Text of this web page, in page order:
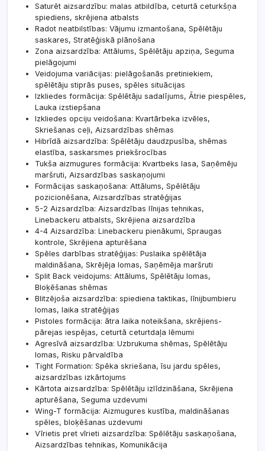
Saturēt aizsardzību: malas atbildība, ceturtā ceturkšņa
spiediens, skrējiena atbalsts
Radot neatbilstības: Vājumu izmantošana, Spēlētāju
saskares, Stratēģiskā plānošana
Zona aizsardzība: Attālums, Spēlētāju apziņa, Seguma
pielāgojumi
Veidojuma variācijas: pielāgošanās pretiniekiem,
spēlētāju stiprās puses, spēles situācijas
Izkliedes formācija: Spēlētāju sadalījums, Ātrie piespēles,
Lauka izstiepšana
Izkliedes opciju veidošana: Kvartārbeka izvēles,
Skriešanas ceļi, Aizsardzības shēmas
Hibrīdā aizsardzība: Spēlētāju daudzpusība, shēmas
elastība, saskarsmes priekšrocības
Tukša aizmugures formācija: Kvartbeks lasa, Saņēmēju
maršruti, Aizsardzības saskaņojumi
Formācijas saskaņošana: Attālums, Spēlētāju
pozicionēšana, Aizsardzības stratēģijas
5-2 Aizsardzība: Aizsardzības līnijas tehnikas,
Linebackeru atbalsts, Skrējiena aizsardzība
4-4 Aizsardzība: Linebackeru pienākumi, Spraugas
kontrole, Skrējiena apturēšana
Spēles darbības stratēģijas: Puslaika spēlētāja
maldināšana, Skrējēja lomas, Saņēmēja maršruti
Split Back veidojums: Attālums, Spēlētāju lomas,
Bloķēšanas shēmas
Blitzējoša aizsardzība: spiediena taktikas, līnijbumbieru
lomas, laika stratēģijas
Pistoles formācija: ātra laika noteikšana, skrējiens-
pārejas iespējas, ceturtā ceturtdaļa lēmumi
Agresīvā aizsardzība: Uzbrukuma shēmas, Spēlētāju
lomas, Risku pārvaldība
Tight Formation: Spēka skriešana, īsu jardu spēles,
aizsardzības izkārtojums
Kārtota aizsardzība: Spēlētāju izlīdzināšana, Skrējiena
apturēšana, Seguma uzdevumi
Wing-T formācija: Aizmugures kustība, maldināšanas
spēles, bloķēšanas uzdevumi
Vīrietis pret vīrieti aizsardzība: Spēlētāju saskaņošana,
Aizsardzības tehnikas, Komunikācija